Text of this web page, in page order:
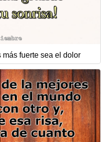
fuerte sea el dolor